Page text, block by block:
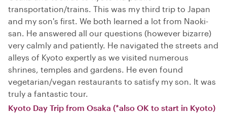
transportation/trains. This was my third trip to Japan
and my son's first. We both learned a lot from Naoki-
san. He answered all our questions (however bizarre)
very calmly and patiently. He navigated the streets and
alleys of Kyoto expertly as we visited numerous
shrines, temples and gardens. He even found
vegetarian/vegan restaurants to satisfy my son. It was
truly a fantastic tour.
Kyoto Day Trip from Osaka (*also OK to start in Kyoto)